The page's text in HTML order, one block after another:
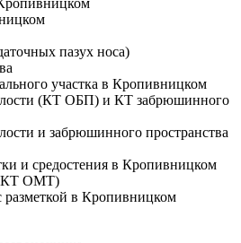
пазух носа)
участка в Кропивницком
(КТ ОБП) и КТ забрюшинного
и забрюшинного пространства
и средостения в Кропивницком
(КТ ОМТ)
разметкой в Кропивницком